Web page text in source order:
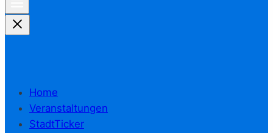
Home
Veranstaltungen
StadtTicker